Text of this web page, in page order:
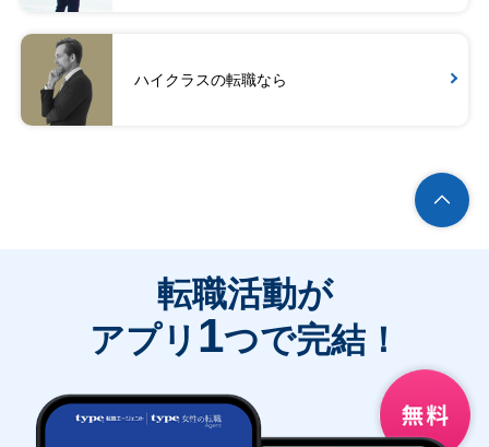
ハイクラスの転職なら
転職活動が
アプリ 1つで完結！